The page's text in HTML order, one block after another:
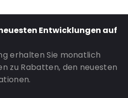
Entwicklungen auf
erhalten Sie monatlich
zu Rabatten, den neuesten